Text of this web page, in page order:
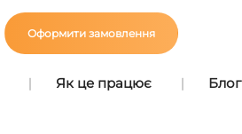
Оформити замовлення
Як це працює Блог